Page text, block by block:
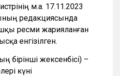
м.а. 17.11.2023
редакциясында
ресми жарияланған
енгізілген.
бірінші жексенбісі) –
күні